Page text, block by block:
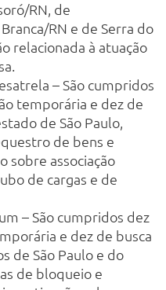
RN, de
RN e de Serra do
relacionada à atuação
– São cumpridos
temporária e dez de
de São Paulo,
de bens e
sobre associação
de cargas e de
– São cumpridos dez
e dez de busca
de São Paulo e do
de bloqueio e